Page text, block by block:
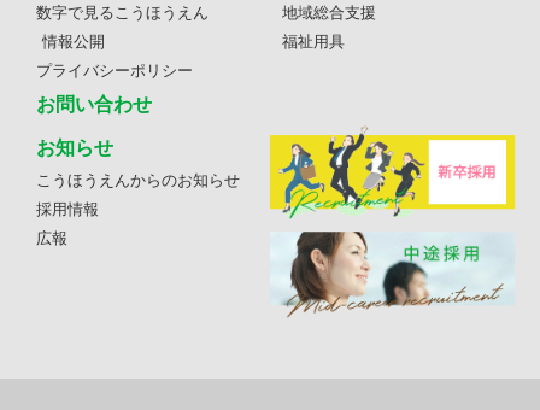
数字で見るこうほうえん
情報公開
プライバシーポリシー
お問い合わせ
地域総合支援
福祉用具
お知らせ
こうほうえんからのお知らせ
採用情報
広報